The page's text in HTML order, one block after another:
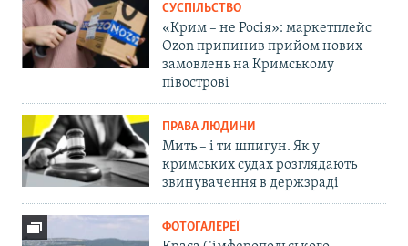
СУСПІЛЬСТВО
«Крим – не Росія»: маркетплейс
Ozon припинив прийом нових
замовлень на Кримському
півострові
ПРАВА ЛЮДИНИ
Мить – і ти шпигун. Як у
кримських судах розглядають
звинувачення в держзраді
ФОТОГАЛЕРЕЇ